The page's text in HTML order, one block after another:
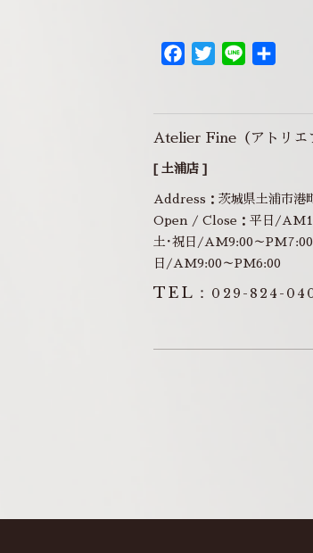
FacebookTwitter
Line
Atelier Fine（アトリエ
[ 土浦店 ]
Address：茨城県土浦市港
Open / Close：平日/
土･祝日/AM9:00～PM7:00
日/AM9:00～PM6:00
TEL： 029-824-